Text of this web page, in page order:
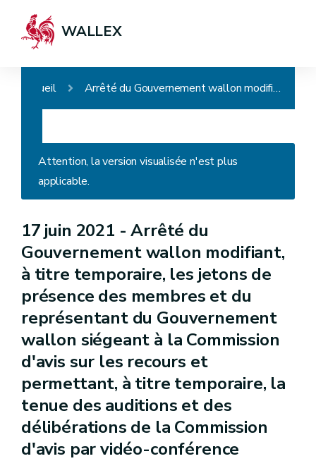
WALLEX
Accueil Arrêté du Gouvernement wallon modifiant, à titre temporaire, les jetons de présence des membres et du représentant du Gouvernement wallon siégeant à la Commission d'avis sur les recours et permettant, à titre temporaire, la tenue des auditions et des délibérations de la Commission d'avis par vidéo-conférence
Attention, la version visualisée n'est plus
applicable.
17 juin 2021 -Arrêté du
Gouvernement wallon modifiant,
à titre temporaire, les jetons de
présence des membres et du
représentant du Gouvernement
wallon siégeant à la Commission
d'avis sur les recours et
permettant, à titre temporaire, la
tenue des auditions et des
délibérations de la Commission
d'avis par vidéo-conférence